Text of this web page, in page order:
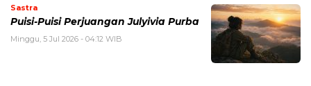
Sastra
Puisi-Puisi Perjuangan Julyivia Purba
Minggu, 5 Jul 2026 - 04:12 WIB